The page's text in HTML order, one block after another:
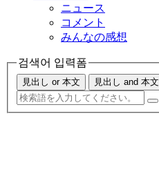
ニュース
コメント
みんなの感想
검색어 입력폼
見出し or 本文 見出し and 本文